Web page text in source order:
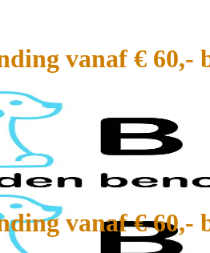
vanaf € 60,-
vanaf € 60,-